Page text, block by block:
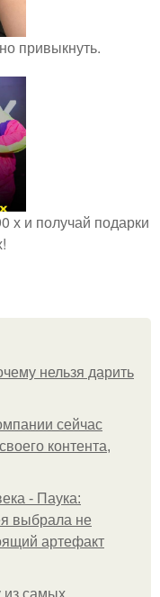
привыкнуть.
х и получай подарки
нельзя дарить
сейчас
контента,
- Паука:
выбрала не
артефакт